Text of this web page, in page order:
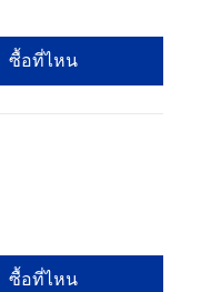
ซื้อที่ไหน
ซื้อที่ไหน